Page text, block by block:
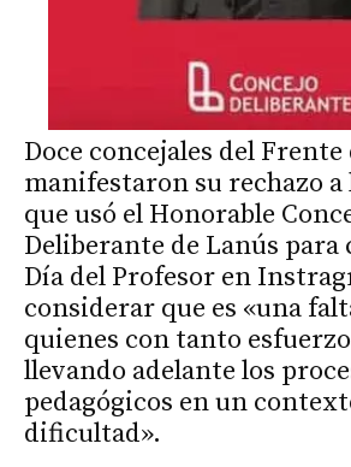
Doce concejales del Frente
manifestaron su rechazo a
que usó el Honorable
Deliberante de Lanús para
Día del Profesor en
considerar que es «una
quienes con tanto
llevando adelante los
pedagógicos en un
dificultad».